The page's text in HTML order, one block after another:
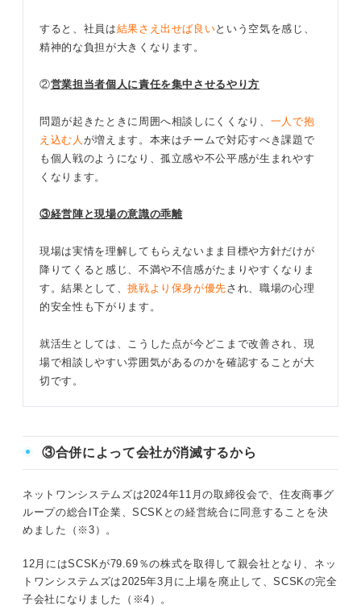
すると、社員は結果さえ出せば良いという空気を感じ、
精神的な負担が大きくなります。
②営業担当者個人に責任を集中させるやり方
問題が起きたときに周囲へ相談しにくくなり、 一人で抱
え込む人 が増えます。本来はチームで対応すべき課題で
も個人戦のようになり、孤立感や不公平感が生まれやす
くなります。
③経営陣と現場の意識の乖離
現場は実情を理解してもらえないまま目標や方針だけが
降りてくると感じ、不満や不信感がたまりやすくなりま
す。結果として、挑戦より保身が優先され、職場の心理
的安全性も下がります。
就活生としては、こうした点が今どこまで改善され、現
場で相談しやすい雰囲気があるのかを確認することが大
切です。
③合併によって会社が消滅するから
ネットワンシステムズは2024年11月の取締役会で、住友商事グ
ループの総合IT企業、SCSKとの経営統合に同意することを決
めました（※3）。
12月にはSCSKが79.69％の株式を取得して親会社となり、ネッ
トワンシステムズは2025年3月に上場を廃止して、SCSKの完全
子会社になりました（※4）。